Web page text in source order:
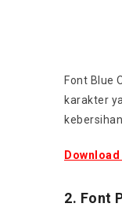
Font Blue
karakter
Download
2. Font